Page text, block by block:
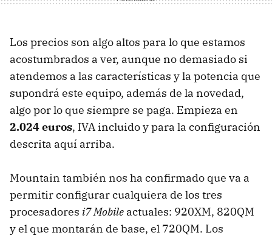
Los precios son algo altos para lo que estamos
acostumbrados a ver, aunque no demasiado si
atendemos a las características y la potencia que
supondrá este equipo, además de la novedad,
algo por lo que siempre se paga. Empieza en
2.024 euros, IVA incluido y para la configuración
descrita aquí arriba.
Mountain también nos ha confirmado que va a
permitir configurar cualquiera de los tres
procesadores i7 Mobile actuales: 920XM, 820QM
y el que montarán de base, el 720QM. Los